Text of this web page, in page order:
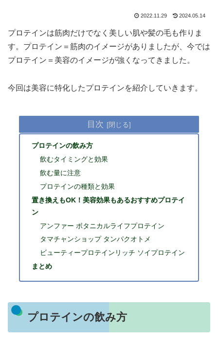
2022.11.29 2024.05.14
プロテインは筋肉だけでなく美しい肌や髪の毛も作りま
す。プロテイン＝筋肉のイメージがありましたが、今では
プロテイン＝美容のイメージが強くなってきました。
今回は美容に特化したプロテインを紹介していきます。
目次
プロテインの飲み方
飲むタイミングと効果
飲む量に注意
プロテインの種類と効果
置き換えもOK！美容効果もあるおすすめプロテイ
ン
アンファー ボタニカルライフプロテイン
タマチャンショップ タンパクオトメ
ビューティープロテインリッチ ソイプロテイン
まとめ
プロテインの飲み方